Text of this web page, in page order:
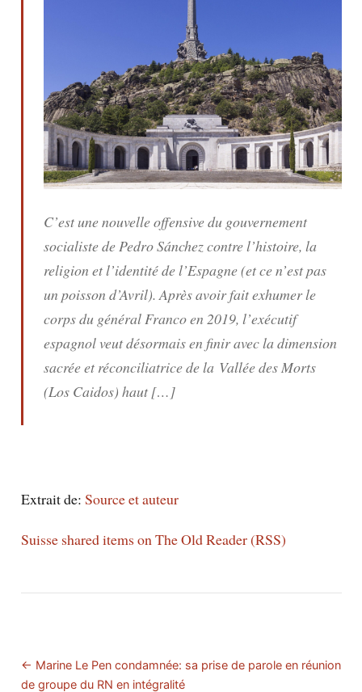
C’est une nouvelle offensive du gouvernement
socialiste de Pedro Sánchez contre l’histoire, la
religion et l’identité de l’Espagne (et ce n’est pas
un poisson d’Avril). Après avoir fait exhumer le
corps du général Franco en 2019, l’exécutif
espagnol veut désormais en finir avec la dimension
sacrée et réconciliatrice de la Vallée des Morts
(Los Caidos) haut […]
Extrait de: Source et auteur
Suisse shared items on The Old Reader (RSS)
← Marine Le Pen condamnée: sa prise de parole en réunion
de groupe du RN en intégralité